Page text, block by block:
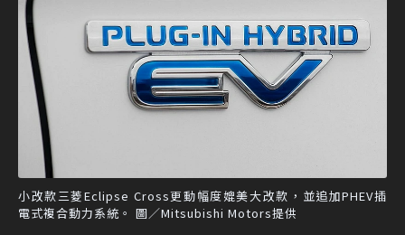
小改款三菱Eclipse Cross更動幅度媲美大改款，並追加PHEV插
電式複合動力系統。 圖／Mitsubishi Motors提供